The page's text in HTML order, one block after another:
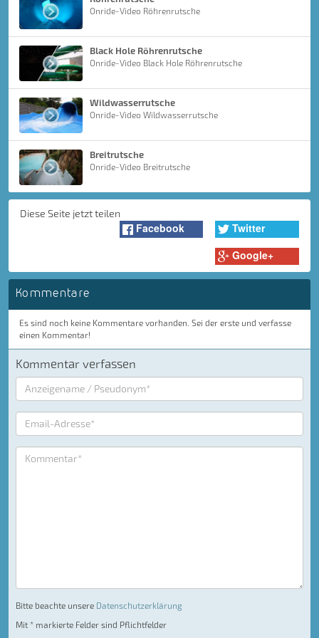
Onride-Video Röhrenrutsche
Black Hole Röhrenrutsche
Onride-Video Black Hole Röhrenrutsche
Wildwasserrutsche
Onride-Video Wildwasserrutsche
Breitrutsche
Onride-Video Breitrutsche
Diese Seite jetzt teilen
Facebook
Twitter
Google+
Kommentare
Es sind noch keine Kommentare vorhanden. Sei der erste und verfasse
einen Kommentar!
Kommentar verfassen
Bitte beachte unsere Datenschutzerklärung
Mit * markierte Felder sind Pflichtfelder